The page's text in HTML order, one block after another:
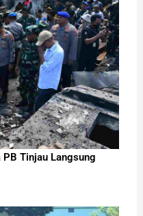
Tinjau Langsung